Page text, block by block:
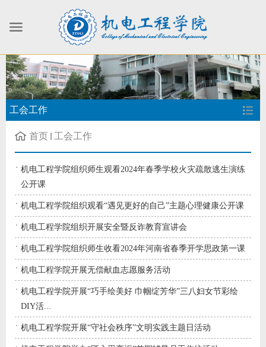
工会工作
首页 工会工作
机电工程学院组织师生观看2024年春季学校火灾疏散逃生演练
公开课
机电工程学院组织观看“遇见更好的自己”主题心理健康公开课
机电工程学院组织开展安全暨反诈教育宣讲会
机电工程学院组织师生收看2024年河南省春季开学思政第一课
机电工程学院开展无偿献血志愿服务活动
机电工程学院开展“巧手绘美好 巾帼绽芳华”三八妇女节彩绘
DIY活...
机电工程学院开展“守社会秩序”文明实践主题日活动